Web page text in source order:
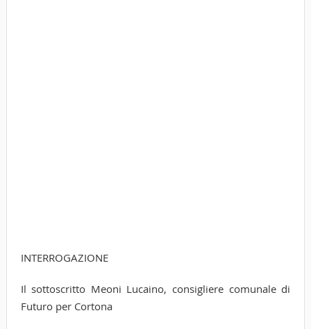
INTERROGAZIONE
Il sottoscritto Meoni Lucaino, consigliere comunale di
Futuro per Cortona